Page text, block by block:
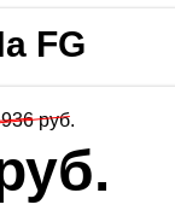
FG
руб.